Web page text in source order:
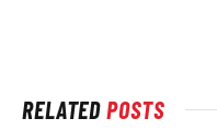
RELATEDPOSTS